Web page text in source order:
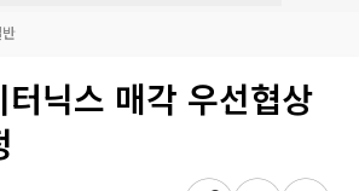
닉스 매각 우선협상